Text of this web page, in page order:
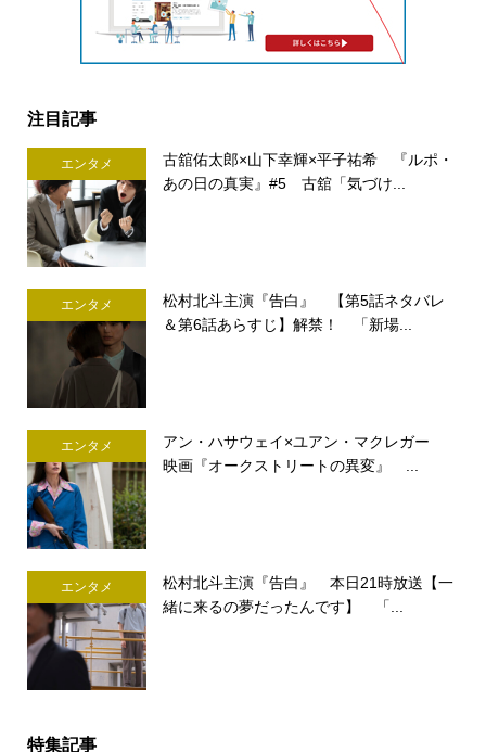
注目記事
エンタメ
古舘佑太郎×山下幸輝×平子祐希 『ルポ・
あの日の真実』#5 古舘「気づけ...
エンタメ
松村北斗主演『告白』 【第5話ネタバレ
＆第6話あらすじ】解禁！ 「新場...
エンタメ
アン・ハサウェイ×ユアン・マクレガー
映画『オークストリートの異変』 ...
エンタメ
松村北斗主演『告白』 本日21時放送【一
緒に来るの夢だったんです】 「...
特集記事